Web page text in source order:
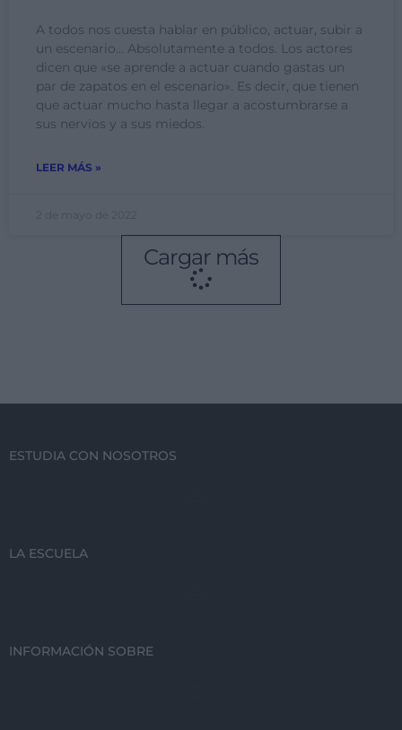
A todos nos cuesta hablar en público, actuar, subir a
un escenario… Absolutamente a todos. Los actores
dicen que «se aprende a actuar cuando gastas un
par de zapatos en el escenario». Es decir, que tienen
que actuar mucho hasta llegar a acostumbrarse a
sus nervios y a sus miedos.
LEER MÁS »
Cargar más
ESTUDIA CON NOSOTROS
LA ESCUELA
INFORMACIÓN SOBRE